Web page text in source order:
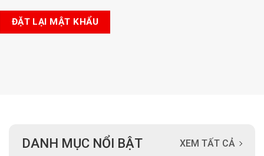
ĐẶT LẠI MẬT KHẨU
DANH MỤC NỔI BẬT XEM TẤT CẢ